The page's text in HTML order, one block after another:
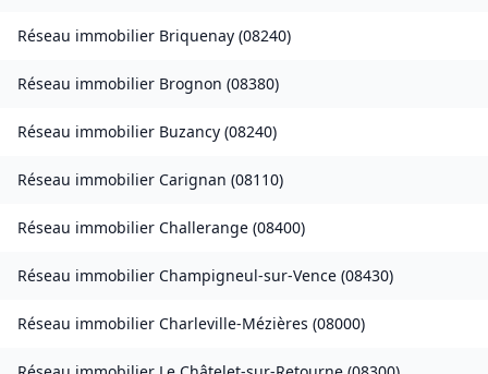
Réseau immobilier Briquenay (08240)
Réseau immobilier Brognon (08380)
Réseau immobilier Buzancy (08240)
Réseau immobilier Carignan (08110)
Réseau immobilier Challerange (08400)
Réseau immobilier Champigneul-sur-Vence (08430)
Réseau immobilier Charleville-Mézières (08000)